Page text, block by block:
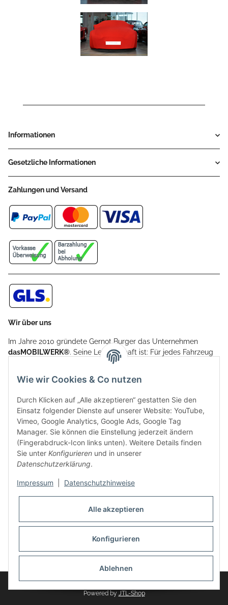
Informationen
Gesetzliche Informationen
Zahlungen und Versand
Wir über uns
Im Jahre 2010 gründete Gernot Burger das Unternehmen
dasMOBILWERK®. Seine Leidenschaft ist: Für jedes Fahrzeug
ein Car Cover anzubieten - passgenau und individuell.
weitere Produkte, wie Reifenschuhe, Hardtopständer hinzu.
sind mit hochwertigen Techniken und Materialien gefertigt.
dasMOBILWERK® ist seit der Gründung ein
Familienunternehmen, welches sich seit 2010 auf
Wachstumskurs befindet. Hier haben Sie zu den üblichen
Geschäftszeiten immer einen persönlichen Ansprechpartner,
sofern Sie Fragen rund um die Produkte von dasMOBILWERK
* Alle Preise inkl. gesetzlicher USt., zzgl.Versand
Powered by JTL-Shop
Wie wir Cookies & Co nutzen
Durch Klicken auf „Alle akzeptieren“ gestatten Sie den
Einsatz folgender Dienste auf unserer Website: YouTube,
Vimeo, Google Analytics, Google Ads, Google Tag
Manager. Sie können die Einstellung jederzeit ändern
(Fingerabdruck-Icon links unten). Weitere Details finden
Sie unter Konfigurieren und in unserer
Datenschutzerklärung.
Impressum Datenschutzhinweise
Alle akzeptieren
Konfigurieren
Ablehnen